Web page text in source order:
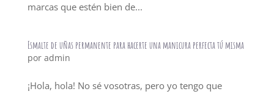
marcas que estén bien de...
Esmalte de uñas permanente para hacerte una manicura perfecta tú misma
por admin
¡Hola, hola! No sé vosotras, pero yo tengo que